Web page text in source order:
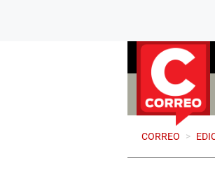
CORREO >